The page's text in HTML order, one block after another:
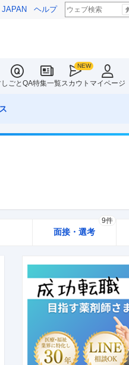
ヘルプ
しごとQA特集一覧スカウト マイページ
面接・選考
9件